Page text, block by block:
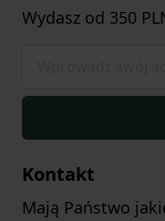
Wydasz od 350
Kontakt
Mają Państwo